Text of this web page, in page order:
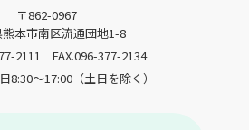
〒862-0967
本市南区流通団地1-8
2111
FAX.096-377-2134
8:30〜17:00（土日を除く）